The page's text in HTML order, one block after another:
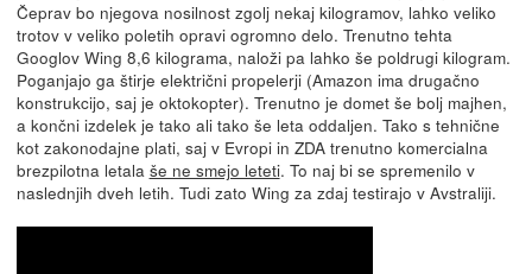
Čeprav bo njegova nosilnost zgolj nekaj kilogramov, lahko veliko
trotov v veliko poletih opravi ogromno delo. Trenutno tehta
Googlov Wing 8,6 kilograma, naloži pa lahko še poldrugi kilogram.
Poganjajo ga štirje električni propelerji (Amazon ima drugačno
konstrukcijo, saj je oktokopter). Trenutno je domet še bolj majhen,
a končni izdelek je tako ali tako še leta oddaljen. Tako s tehnične
kot zakonodajne plati, saj v Evropi in ZDA trenutno komercialna
brezpilotna letala še ne smejo leteti. To naj bi se spremenilo v
naslednjih dveh letih. Tudi zato Wing za zdaj testirajo v Avstraliji.